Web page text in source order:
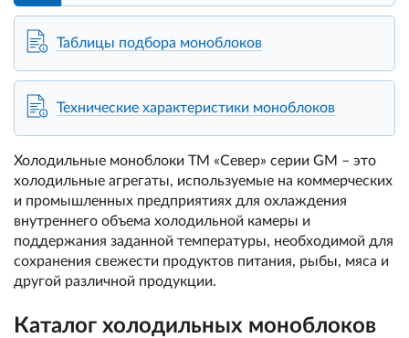
Таблицы подбора моноблоков
Технические характеристики моноблоков
Холодильные моноблоки ТМ «Север» серии GM – это
холодильные агрегаты, используемые на коммерческих
и промышленных предприятиях для охлаждения
внутреннего объема холодильной камеры и
поддержания заданной температуры, необходимой для
сохранения свежести продуктов питания, рыбы, мяса и
другой различной продукции.
Каталог холодильных моноблоков